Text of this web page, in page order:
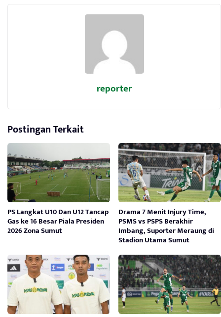
reporter
Postingan Terkait
PS Langkat U10 Dan U12 Tancap
Gas ke 16 Besar Piala Presiden
2026 Zona Sumut
Drama 7 Menit Injury Time,
PSMS vs PSPS Berakhir
Imbang, Suporter Meraung di
Stadion Utama Sumut